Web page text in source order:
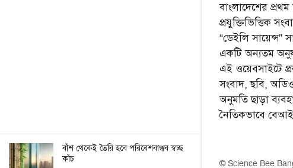
বাঁশ থেকেই তৈরি হবে পরিবেশবান্ধব স্বচ্ছ
কাঁচ
বাংলাদেশের প্রথম
প্রযুক্তিভিত্তিক
“ডেইলি সায়েন্স”
একটি অন্যতম
এই ওয়েবসাইটে
সংবাদ, ছবি,
অনুমতি ছাড়া
নৈতিকভাবে
© Science Bee